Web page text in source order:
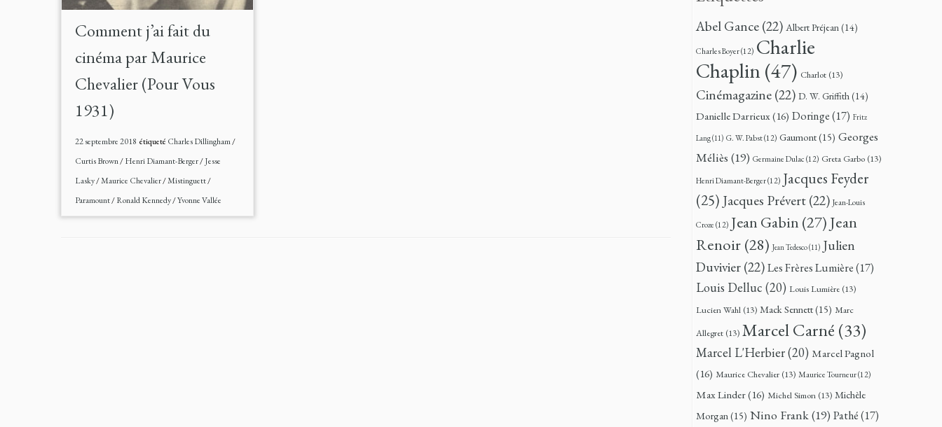
Comment j’ai fait du
cinéma par Maurice
Chevalier (Pour Vous
1931)
22 septembre 2018 étiqueté Charles Dillingham/
Curtis Brown/Henri Diamant-Berger/Jesse
Lasky/Maurice Chevalier/Mistinguett/
Paramount/Ronald Kennedy/Yvonne Vallée
Abel Gance(22) Albert Préjean(14)
Charles Boyer(12) Charlie
Chaplin(47) Charlot (13)
Cinémagazine(22) D. W. Griffith(14)
Danielle Darrieux(16) Doringe(17) Fritz
Lang(11) G. W. Pabst(12) Gaumont(15) Georges
Méliès (19) Germaine Dulac (12) Greta Garbo (13)
Henri Diamant-Berger(12) Jacques Feyder
(25) Jacques Prévert(22) Jean-Louis
Croze (12) Jean Gabin (27) Jean
Renoir (28) Jean Tedesco(11) Julien
Duvivier(22)Les Frères Lumière(17)
Louis Delluc (20) Louis Lumière (13)
Lucien Wahl (13) Mack Sennett(15) Marc
Allegret (13) Marcel Carné (33)
Marcel L'Herbier(20) Marcel Pagnol
(16) Maurice Chevalier (13) Maurice Tourneur(12)
Max Linder(16) Michel Simon (13) Michèle
Morgan(15) Nino Frank(19) Pathé(17)